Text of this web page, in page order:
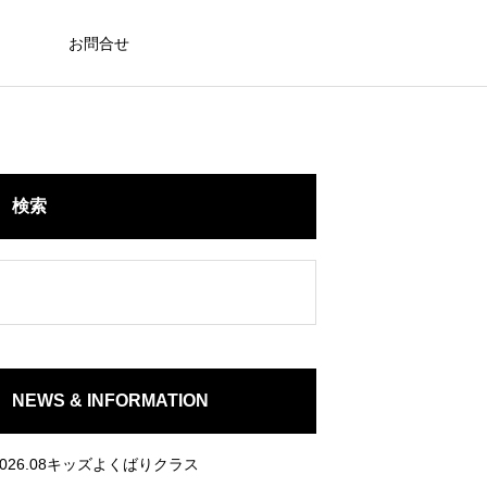
お問合せ
検索
NEWS & INFORMATION
キッズよくばりクラス